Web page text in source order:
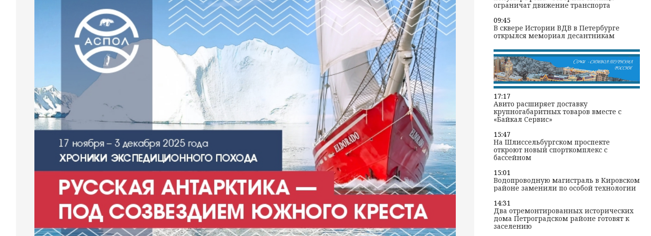
ограничат движение транспорта
09:45
В сквере Истории ВДВ в Петербурге
открылся мемориал десантникам
17:17
Авито расширяет доставку
крупногабаритных товаров вместе с
«Байкал Сервис»
15:47
На Шлиссельбургском проспекте
откроют новый спорткомплекс с
бассейном
15:01
Водопроводную магистраль в Кировском
районе заменили по особой технологии
14:31
Два отремонтированных исторических
дома Петроградском районе готовят к
заселению